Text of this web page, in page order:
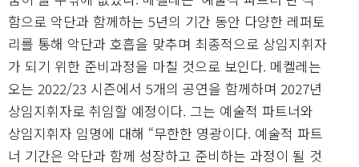
함으로 악단과 함께하는 5년의 기간 동안 다양한 레퍼토
리를 통해 악단과 호흡을 맞추며 최종적으로 상임지휘자
가 되기 위한 준비과정을 마칠 것으로 보인다. 메켈레는
오는 2022/23 시즌에서 5개의 공연을 함께하며 2027년
상임지휘자로 취임할 예정이다. 그는 예술적 파트너와
상임지휘자 임명에 대해 “무한한 영광이다. 예술적 파트
너 기간은 악단과 함께 성장하고 준비하는 과정이 될 것